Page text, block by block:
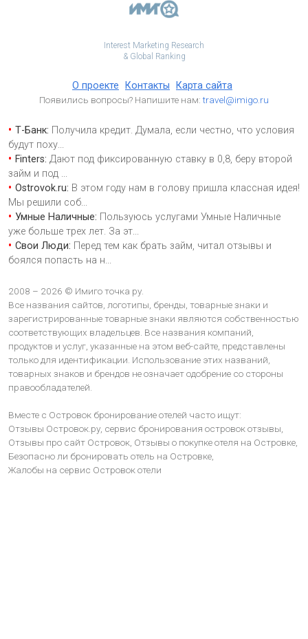
Interest Marketing Research
& Global Ranking
О проекте Контакты Карта сайта
Появились вопросы? Напишите нам:travel@imigo.ru
Т-Банк: Получила кредит. Думала, если честно, что условия
будут поху...
Finters: Дают под фиксированную ставку в 0,8, беру второй
займ и под ...
Ostrovok.ru: В этом году нам в голову пришла классная идея!
Мы решили соб...
Умные Наличные: Пользуюсь услугами Умные Наличные
уже больше трех лет. За эт...
Свои Люди: Перед тем как брать займ, читал отзывы и
боялся попасть на н...
2008 – 2026 © Имиго точка ру.
Все названия сайтов, логотипы, бренды, товарные знаки и
зарегистрированные товарные знаки являются собственностью
соответствующих владельцев. Все названия компаний,
продуктов и услуг, указанные на этом веб-сайте, представлены
только для идентификации. Использование этих названий,
товарных знаков и брендов не означает одобрение со стороны
правообладателей.
Вместе с Островок бронирование отелей часто ищут:
Отзывы Островок.ру, сервис бронирования островок отзывы,
Отзывы про сайт Островок, Отзывы о покупке отеля на Островке,
Безопасно ли бронировать отель на Островке,
Жалобы на сервис Островок отели